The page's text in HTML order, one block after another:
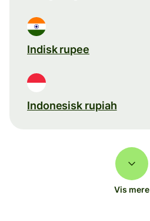
Indisk rupee
Indonesisk rupiah
Vis mere